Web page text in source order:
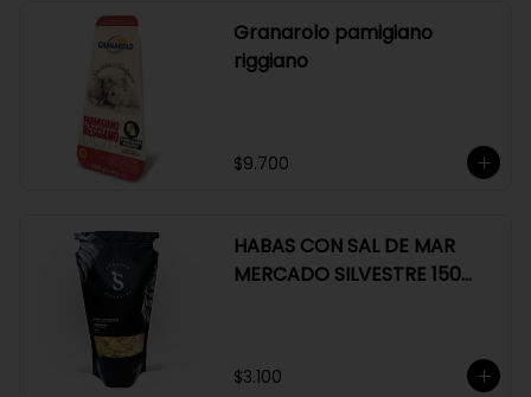
Granarolo pamigiano
riggiano
$9.700
HABAS CON SAL DE MAR
MERCADO SILVESTRE 150
$3.100